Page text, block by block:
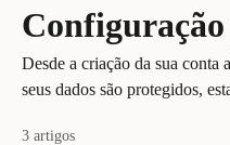
Configuração
Desde a criação da sua conta
seus dados são protegidos,
3 artigos